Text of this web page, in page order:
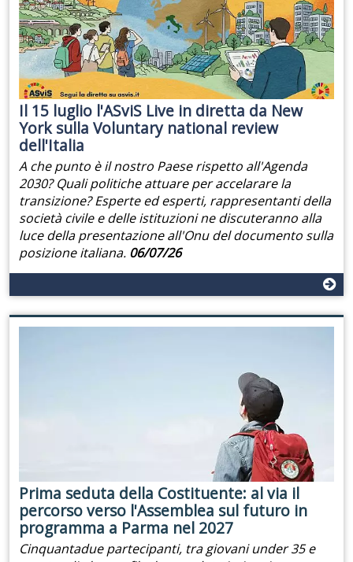
Il 15 luglio l'ASviS Live in diretta da New
York sulla Voluntary national review
dell'Italia
A che punto è il nostro Paese rispetto all'Agenda
2030? Quali politiche attuare per accelarare la
transizione? Esperte ed esperti, rappresentanti della
società civile e delle istituzioni ne discuteranno alla
luce della presentazione all'Onu del documento sulla
posizione italiana. 06/07/26
Prima seduta della Costituente: al via il
percorso verso l'Assemblea sul futuro in
programma a Parma nel 2027
Cinquantadue partecipanti, tra giovani under 35 e